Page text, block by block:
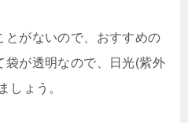
とがないので、おすすめの
袋が透明なので、日光(紫外
しょう。